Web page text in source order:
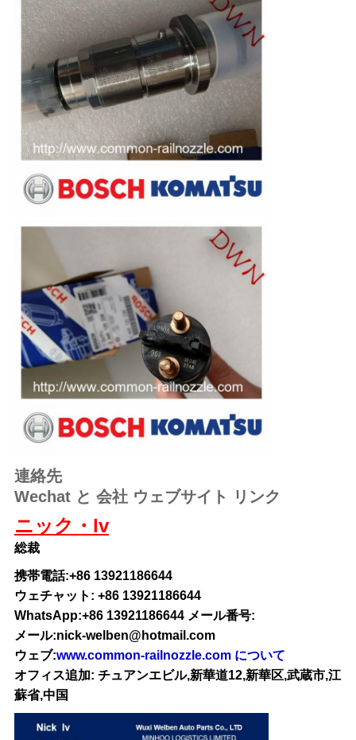
連絡先
Wechat と 会社 ウェブサイト リンク
ニック・lv
総裁
携帯電話:+86 13921186644
ウェチャット: +86 13921186644
WhatsApp:+86 13921186644 メール番号:
メール:nick-welben@hotmail.com
ウェブ:www.common-railnozzle.com について
オフィス追加: チュアンエビル,新華道12,新華区,武蔵市,江
蘇省,中国